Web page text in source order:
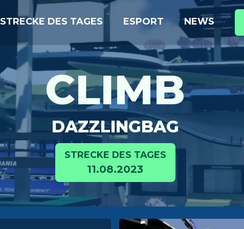
STRECKE DES TAGES ESPORT NEWS
CLIMB
DAZZLINGBAG
STRECKE DES TAGES
11.08.2023